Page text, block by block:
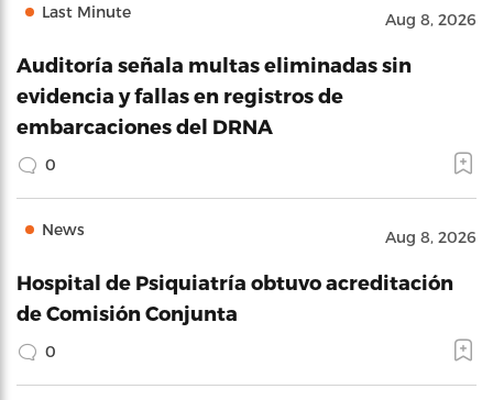
Last Minute Aug 8, 2026
Auditoría señala multas eliminadas sin
evidencia y fallas en registros de
embarcaciones del DRNA
0
News Aug 8, 2026
Hospital de Psiquiatría obtuvo acreditación
de Comisión Conjunta
0